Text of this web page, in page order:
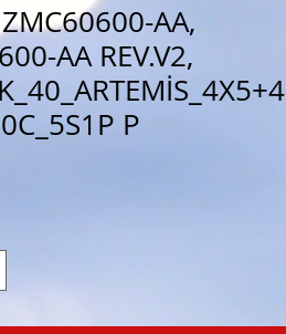
AA,
AA REV.V2,
P